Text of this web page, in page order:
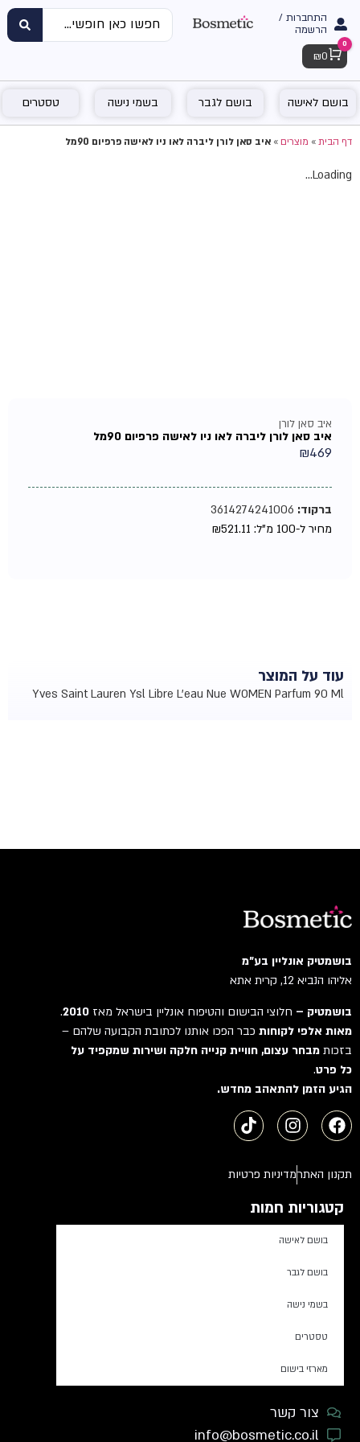
התחברות /
הרשמה
Cart
0
₪ 0
בושם לאישה בושם לגבר בשמי נישה טסטרים
דף הבית»מוצרים»איב סאן לורן ליברה לאו ניו לאישה פרפיום 90מל
Loading...
איב סאן לורן
איב סאן לורן ליברה לאו ניו לאישה פרפיום 90מל
₪469
ברקוד:3614274241006
מחיר ל-100 מ"ל:
₪521.11
עוד על המוצר
Yves Saint Lauren Ysl Libre L'eau Nue WOMEN Parfum 90 Ml
בושמטיק אונליין בע"מ
אליהו הנביא 12, קרית אתא
בושמטיק –חלוצי הבישום והטיפוח אונליין בישראל מאז2010
.
מאות אלפי לקוחותכבר הפכו אותנו לכתובת הקבועה שלהם –
בזכותמבחר עצום, חוויית קנייה חלקה ושירות שמקפיד על
כל פרט.
הגיע הזמן להתאהב מחדש.
תקנון האתרמדיניות פרטיות
קטגוריות חמות
בושם לאישה
בושם לגבר
בשמי נישה
טסטרים
מארזי בישום
צור קשר
info@bosmetic.co.il